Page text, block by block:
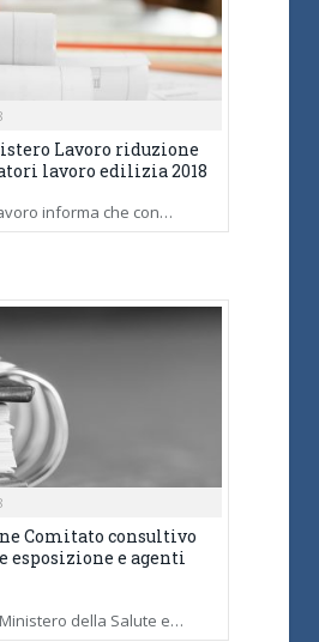
Lavoro riduzione
lavoro edilizia 2018
informa che con…
Comitato consultivo
e agenti
della Salute e…